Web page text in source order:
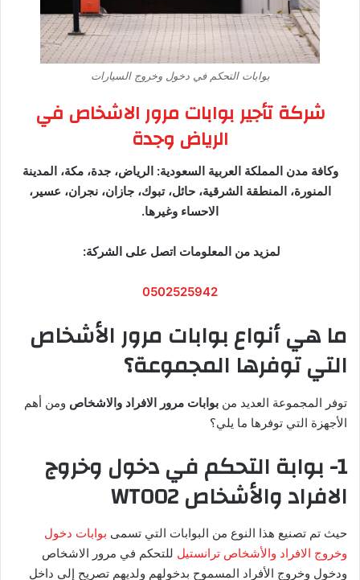
بوابات التحكم في دخول وخروج السيارات
شركة تأجير بوابات مرور الاشخاص في
الرياض وجدة
وكافة مدن المملكة العربية السعودية: الرياض، جدة، مكة، المدينة
المنورة، المنطقة الشرقية، حائل، تبوك، جازان، نجران، عسير،
الاحساء وغيرها.
لمزيد من المعلومات اتصل على الشركة:
0502525942
ما هي أنواع بوابات مرور الأشخاص
التي توفرها المجموعة؟
توفر المجموعة العديد من بوابات مرور الافراد والاشخاص ومن أهم
الأجهزة التي توفرها ما يلي؟
1- بوابة التحكم في دخول وخروج
الافراد والأشخاص WT002
حيث تم تصنيع هذا النوع من البوابات التي تسمى بوابات دخول
وخروج الافراد والأشخاص ترانستيل للتحكم في مرور الاشخاص
ودخول وخروج الأفراد المسموح بدخولهم ولديهم تصريح إلى داخل